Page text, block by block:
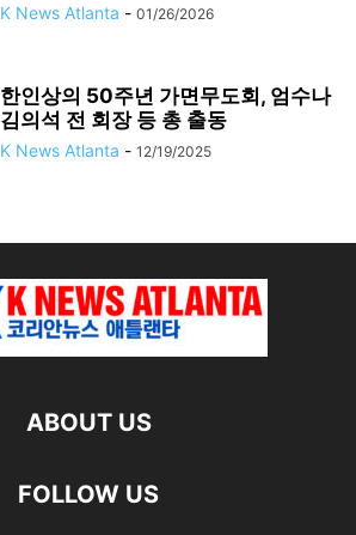
K News Atlanta - 01/26/2026
한인상의 50주년 가면무도회, 엄수나
김의석 전 회장 등 총 출동
K News Atlanta - 12/19/2025
ABOUT US
FOLLOW US